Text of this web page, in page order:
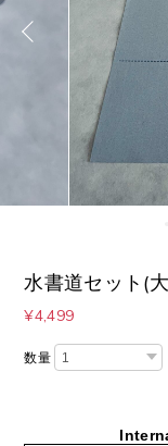
水書道セット(
¥4,499
数量